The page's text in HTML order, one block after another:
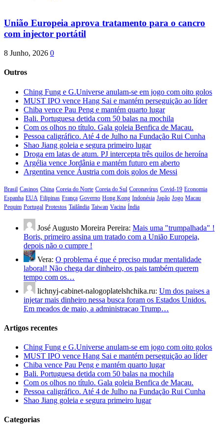
União Europeia aprova tratamento para o cancro
com injector portátil
8 Junho, 2026 0
Outros
Ching Fung e G.Universe anulam-se em jogo com oito golos
MUST IPO vence Hang Sai e mantém perseguição ao líder
Chiba vence Pau Peng e mantém quarto lugar
Bali. Portuguesa detida com 50 balas na mochila
Com os olhos no título. Gala goleia Benfica de Macau.
Pessoa caligráfico. Até 4 de Julho na Fundação Rui Cunha
Shao Jiang goleia e segura primeiro lugar
Droga em latas de atum. PJ intercepta três quilos de heroína
Argélia vence Jordânia e mantém futuro em aberto
Argentina vence Áustria com dois golos de Messi
Brasil Casinos China Coreia do Norte Coreia do Sul Coronavírus Covid-19 Economia
Espanha EUA Filipinas França Governo Hong Kong Indonésia Japão Jogo Macau
Pequim Portugal Protestos Tailândia Taiwan Vacina Índia
José Augusto Moreira Pereira: Mais uma "trumpalhada" !
Boris, primeiro assina um tratado com a União Europeia,
depois não o cumpre !
Vera: O problema é que é preciso mudar mentalidade
laboral! Não chega dar dinheiro, os pais também querem
tempo com os…
lichnyj-cabinet-nalogoplatelshchika.ru: Um dos paises a
injetar mais dinheiro nessa busca foram os Estados Unidos.
Em meados de maio, a administracao Trump…
Artigos recentes
Ching Fung e G.Universe anulam-se em jogo com oito golos
MUST IPO vence Hang Sai e mantém perseguição ao líder
Chiba vence Pau Peng e mantém quarto lugar
Bali. Portuguesa detida com 50 balas na mochila
Com os olhos no título. Gala goleia Benfica de Macau.
Pessoa caligráfico. Até 4 de Julho na Fundação Rui Cunha
Shao Jiang goleia e segura primeiro lugar
Categorias